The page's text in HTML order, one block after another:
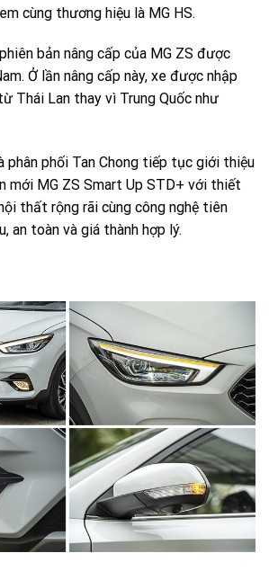
cùng thương hiệu là MG HS.
bản nâng cấp của MG ZS được
Ở lần nâng cấp này, xe được nhập
Thái Lan thay vì Trung Quốc như
phân phối Tan Chong tiếp tục giới thiệu
mới MG ZS Smart Up STD+ với thiết
thất rộng rãi cùng công nghệ tiên
an toàn và giá thành hợp lý.